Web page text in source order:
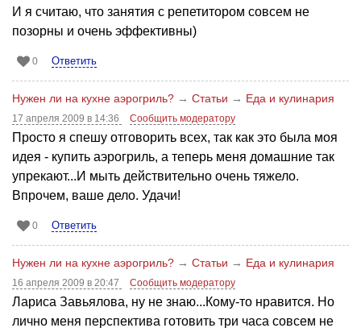
И я считаю, что занятия с репетитором совсем не
позорны и очень эффективны)
0 Ответить
Нужен ли на кухне аэрогриль? → Статьи → Еда и кулинария
17 апреля 2009 в 14:36 Сообщить модератору
Просто я спешу отговорить всех, так как это была моя
идея - купить аэрогриль, а теперь меня домашние так
упрекают...И мыть действительно очень тяжело.
Впрочем, ваше дело. Удачи!
0 Ответить
Нужен ли на кухне аэрогриль? → Статьи → Еда и кулинария
16 апреля 2009 в 20:47 Сообщить модератору
Лариса Завьялова, ну не знаю...Кому-то нравится. Но
лично меня перспектива готовить три часа совсем не